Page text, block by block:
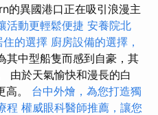
的異國港口正在吸引浪漫主
活動更輕鬆便捷 安養院北
住的選擇 廚房設備的選擇，
其中型船隻而感到自豪，其
由於天氣愉快和漫長的白
高。 台中外燴，為您打造獨
程 權威眼科醫師推薦，讓您